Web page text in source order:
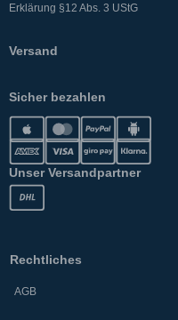
Erklärung §12 Abs. 3 UStG
Versand
Sicher bezahlen
Unser Versandpartner
Rechtliches
AGB